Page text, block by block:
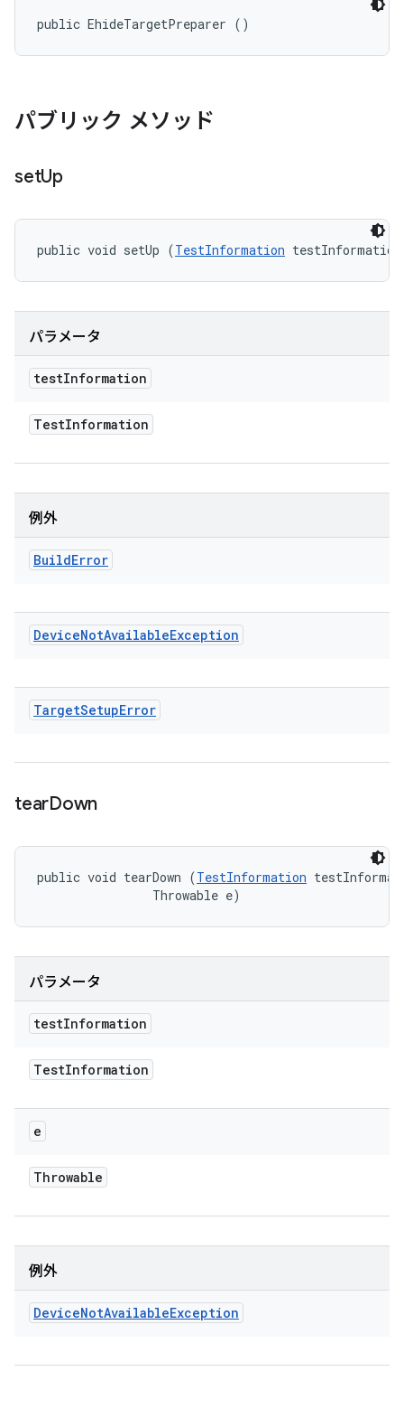
public EhideTargetPreparer ()
パブリック メソッド
setUp
public void setUp (TestInformation
パラメータ
testInformation
TestInformation
例外
BuildError
DeviceNotAvailableException
TargetSetupError
tearDown
public void tearDown (TestInformation
                Throwable e)
パラメータ
testInformation
TestInformation
e
Throwable
例外
DeviceNotAvailableException